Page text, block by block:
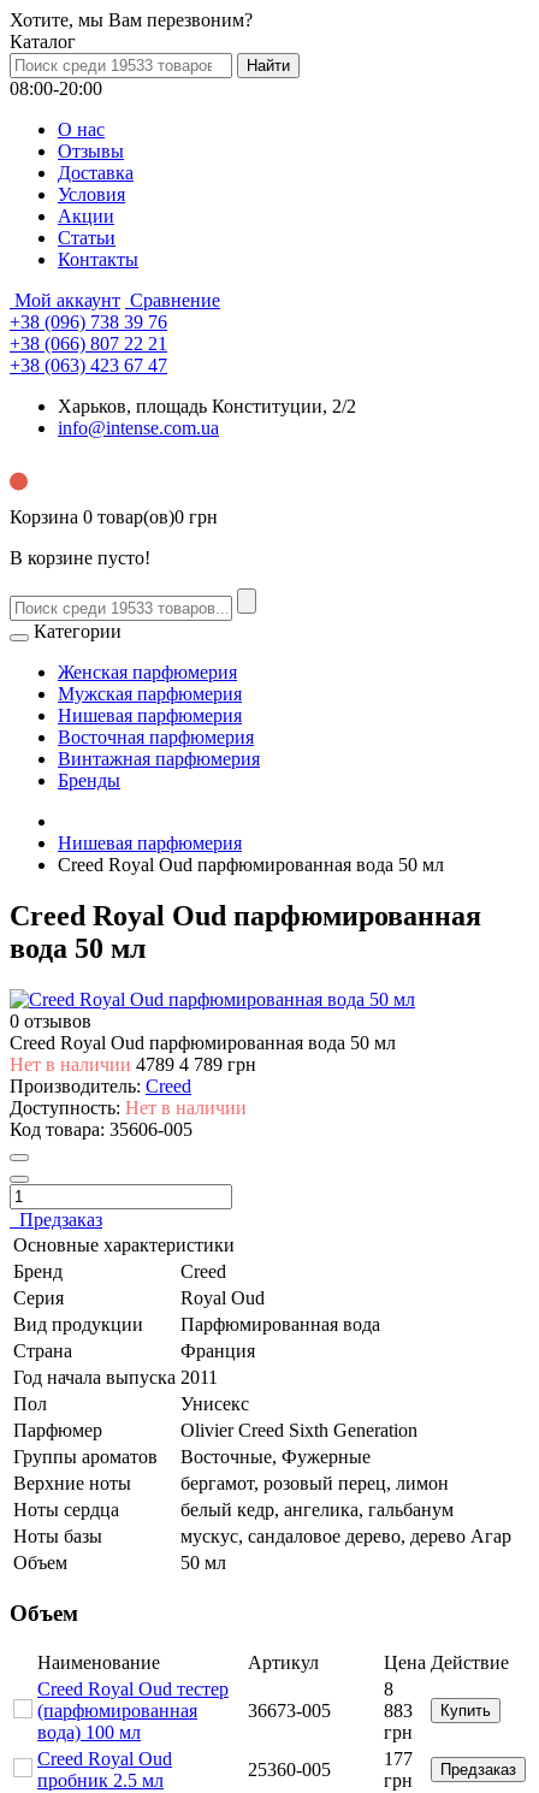
Хотите, мы Вам перезвоним?
Каталог
08:00-20:00
О нас
Отзывы
Доставка
Условия
Aкции
Статьи
Контакты
Мой аккаунт Сравнение
+38 (096) 738 39 76
+38 (066) 807 22 21
+38 (063) 423 67 47
Харьков, площадь Конституции, 2/2
info@intense.com.ua
Корзина 0 товар(ов)0 грн
В корзине пусто!
Категории
Женская парфюмерия
Мужская парфюмерия
Нишевая парфюмерия
Восточная парфюмерия
Винтажная парфюмерия
Бренды
Нишевая парфюмерия
Creed Royal Oud парфюмированная вода 50 мл
Creed Royal Oud парфюмированная
вода 50 мл
0 отзывов
Creed Royal Oud парфюмированная вода 50 мл
Нет в наличии 4789 4 789 грн
Производитель: Creed
Доступность: Нет в наличии
Код товара: 35606-005
Предзаказ
Основные характеристики
Бренд
Creed
Серия
Royal Oud
Вид продукции
Парфюмированная вода
Страна
Франция
Год начала выпуска 2011
Пол
Унисекс
Парфюмер
Olivier Creed Sixth Generation
Группы ароматов
Восточные, Фужерные
Верхние ноты
бергамот, розовый перец, лимон
Ноты сердца
белый кедр, ангелика, гальбанум
Ноты базы
мускус, сандаловое дерево, дерево Агар
Объем
50 мл
Объем
Наименование Артикул Цена Действие
Creed Royal Oud тестер
(парфюмированная
вода) 100 мл
36673-005
8
883
грн
Купить
Creed Royal Oud
пробник 2.5 мл
25360-005
177
грн
Предзаказ